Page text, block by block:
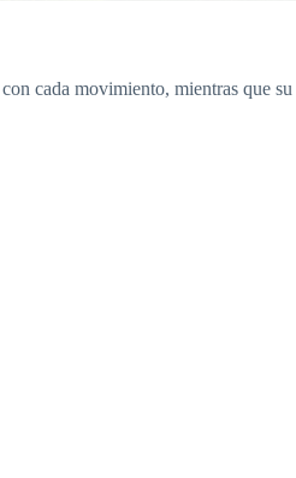
cada movimiento, mientras que su